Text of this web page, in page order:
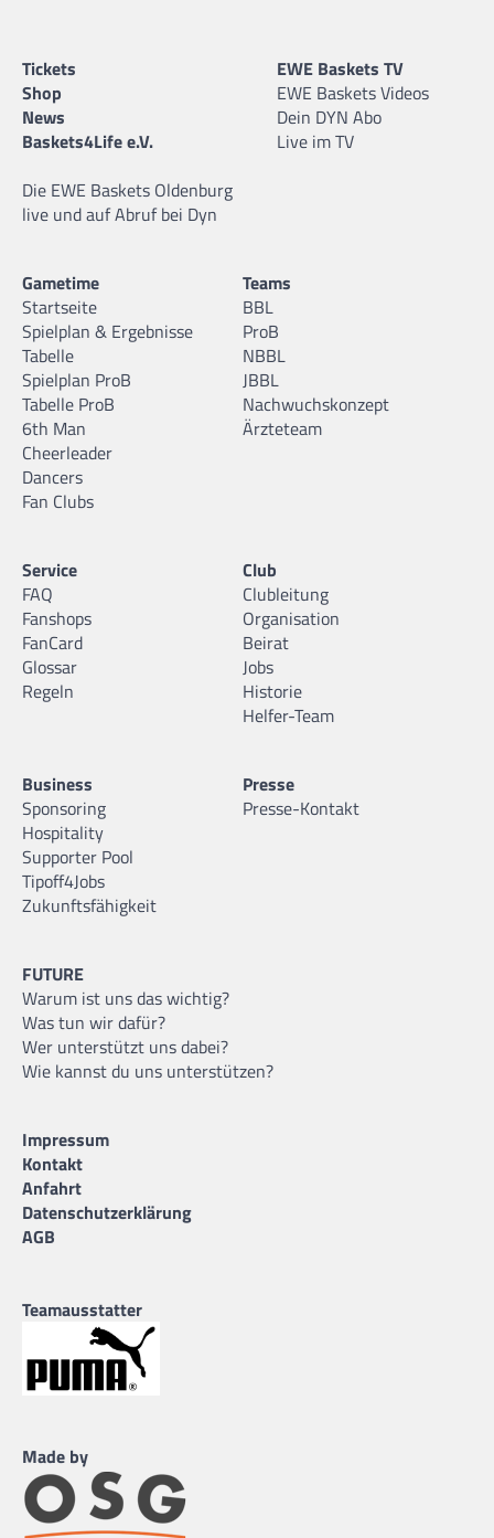
Tickets
Shop
News
Baskets4Life e.V.
Die EWE Baskets Oldenburg
live und auf Abruf bei Dyn
EWE Baskets TV
EWE Baskets Videos
Dein DYN Abo
Live im TV
Gametime
Startseite
Spielplan & Ergebnisse
Tabelle
Spielplan ProB
Tabelle ProB
6th Man
Cheerleader
Dancers
Fan Clubs
Teams
BBL
ProB
NBBL
JBBL
Nachwuchskonzept
Ärzteteam
Service
FAQ
Fanshops
FanCard
Glossar
Regeln
Club
Clubleitung
Organisation
Beirat
Jobs
Historie
Helfer-Team
Business
Sponsoring
Hospitality
Supporter Pool
Tipoff4Jobs
Zukunftsfähigkeit
Presse
Presse-Kontakt
FUTURE
Warum ist uns das wichtig?
Was tun wir dafür?
Wer unterstützt uns dabei?
Wie kannst du uns unterstützen?
Impressum
Kontakt
Anfahrt
Datenschutzerklärung
AGB
Teamausstatter
Made by